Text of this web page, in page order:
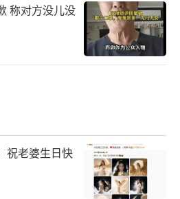
称对方没儿没
祝老婆生日快